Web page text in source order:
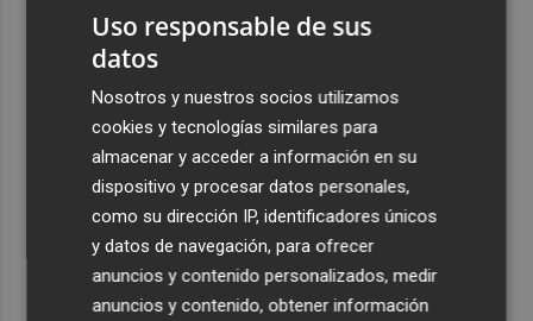
Foios se vuelca con Ferran Torres
La serie murciana protagonizada por un conejo de
peluche malhablado y gamberro que triunfa en las
redes: así es 'Yván y Lolo'
Uso responsable de sus
datos
Nosotros y nuestros socios utilizamos
cookies y tecnologías similares para
almacenar y acceder a información en su
dispositivo y procesar datos personales,
como su dirección IP, identificadores únicos
y datos de navegación, para ofrecer
anuncios y contenido personalizados, medir
anuncios y contenido, obtener información